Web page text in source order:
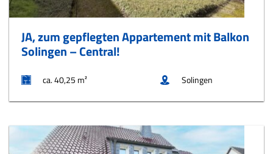
JA, zum gepflegten Appartement mit Balkon 
Solingen – Central!
ca. 40,25 m² Solingen